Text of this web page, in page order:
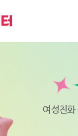
는
여성친화